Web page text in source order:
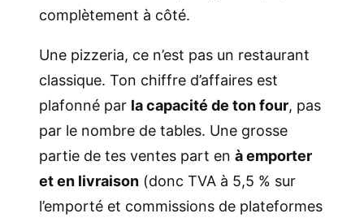
complètement à côté.
Une pizzeria, ce n’est pas un restaurant
classique. Ton chiffre d’affaires est
plafonné par la capacité de ton four, pas
par le nombre de tables. Une grosse
partie de tes ventes part en à emporter
et en livraison (donc TVA à 5,5 % sur
l’emporté et commissions de plateformes